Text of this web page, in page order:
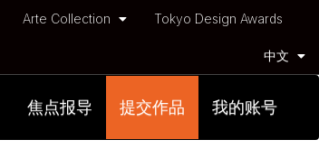
Arte Collection Tokyo Design Awards
中文
焦点报导 提交作品 我的账号